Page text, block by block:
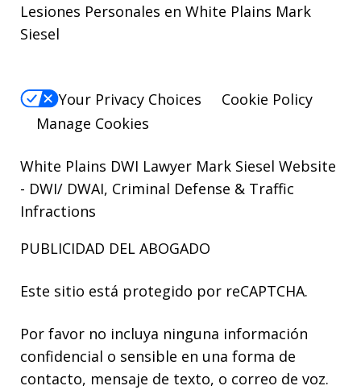
Lesiones Personales en White Plains Mark
Siesel
Your Privacy Choices
Cookie Policy
Manage Cookies
White Plains DWI Lawyer Mark Siesel Website
- DWI/ DWAI, Criminal Defense & Traffic
Infractions
PUBLICIDAD DEL ABOGADO
Este sitio está protegido por reCAPTCHA.
Por favor no incluya ninguna información
confidencial o sensible en una forma de
contacto, mensaje de texto, o correo de voz.